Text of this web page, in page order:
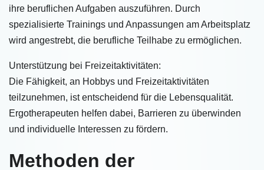
ihre beruflichen Aufgaben auszuführen. Durch
spezialisierte Trainings und Anpassungen am Arbeitsplatz
wird angestrebt, die berufliche Teilhabe zu ermöglichen.
Unterstützung bei Freizeitaktivitäten:
Die Fähigkeit, an Hobbys und Freizeitaktivitäten
teilzunehmen, ist entscheidend für die Lebensqualität.
Ergotherapeuten helfen dabei, Barrieren zu überwinden
und individuelle Interessen zu fördern.
Methoden der